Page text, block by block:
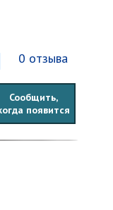
0 отзыва
Сообщить,
появится